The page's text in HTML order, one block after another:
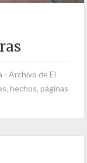
Archivo de El
hechos, páginas